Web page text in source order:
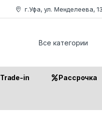
г.Уфа, ул. Менделеева,
Trade-in Рассрочка